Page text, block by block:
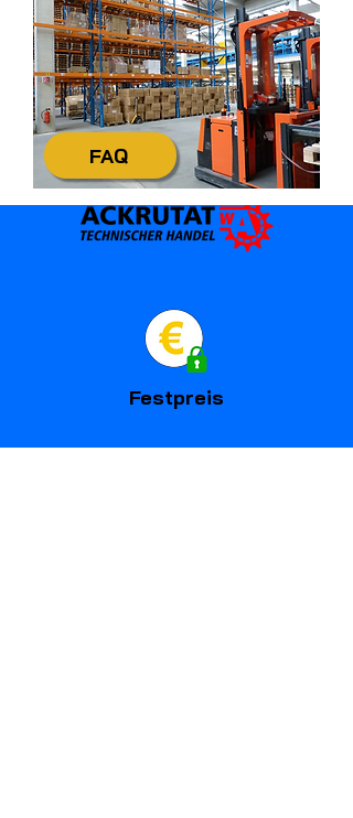
4,8/5
Kundenservice
Festpreis
FAQ